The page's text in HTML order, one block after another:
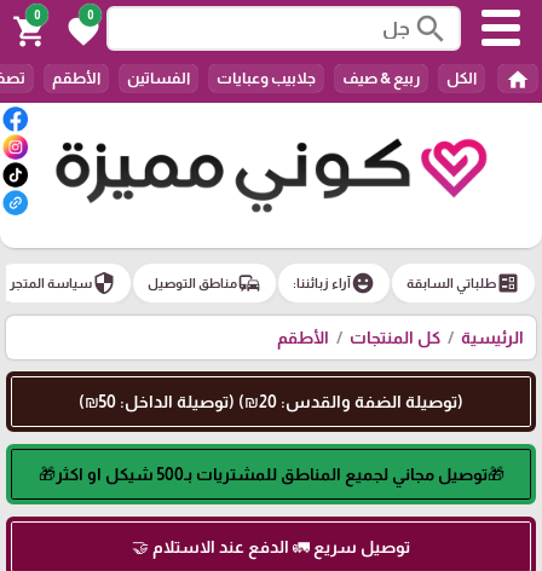
search
0
favorite
0
shopping_cart
home الكل ربيع & صيف جلابيب وعبايات الفساتين الأطقم
ballotطلباتي السابقة emoji_emotionsآراء زبائننا: commuteمناطق التوصيل securityسياسة المتجر
الرئيسية كل المنتجات الأطقم
(توصيلة الضفة والقدس: 20₪) (توصيلة الداخل: 50₪)
🎁توصيل مجاني لجميع المناطق للمشتريات بـ500 شيكل او اكثر🎁
توصيل سريع 🚛 الدفع عند الاستلام 🤝